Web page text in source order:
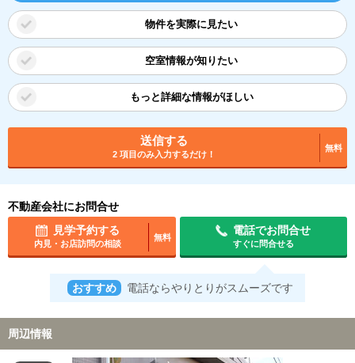
物件を実際に見たい
空室情報が知りたい
もっと詳細な情報がほしい
送信する
2 項目のみ入力するだけ！
無料
不動産会社にお問合せ
見学予約する
内見・お店訪問の相談
無料
電話でお問合せ
すぐに問合せる
おすすめ 電話ならやりとりがスムーズです
周辺情報